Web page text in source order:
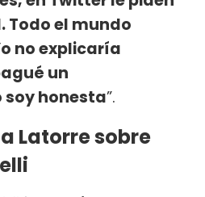
Todo el mundo
no explicaría
un
soy honesta”.
Latorre sobre